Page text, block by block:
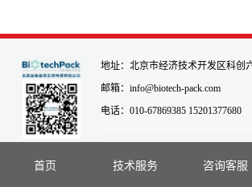
地址：北京市经济技术开发区科创
邮箱：info@biotech-pack.com
电话：010-67869385 15201377680
首页 技术服务 咨询客服